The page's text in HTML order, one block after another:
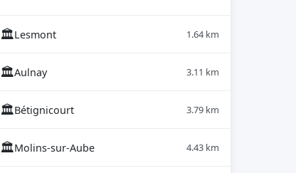
🏛Lesmont 1.64 km
🏛Aulnay 3.11 km
🏛Bétignicourt 3.79 km
🏛Molins-sur-Aube 4.43 km